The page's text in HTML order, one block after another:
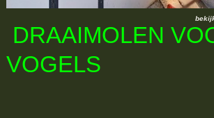
DRAAIMOLEN
VOGELS